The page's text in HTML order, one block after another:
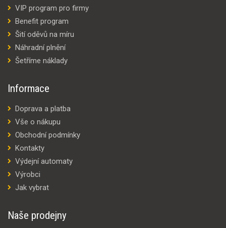
VIP program pro firmy
Benefit program
Šití oděvů na míru
Náhradní plnění
Šetříme náklady
Informace
Doprava a platba
Vše o nákupu
Obchodní podmínky
Kontakty
Výdejní automaty
Výrobci
Jak vybrat
Naše prodejny